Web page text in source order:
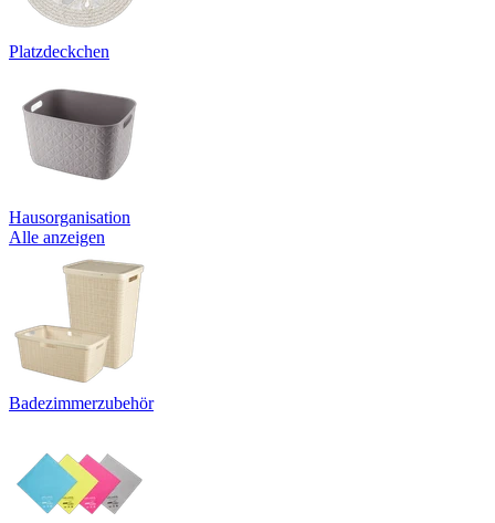
Platzdeckchen
Hausorganisation
Alle anzeigen
Badezimmerzubehör